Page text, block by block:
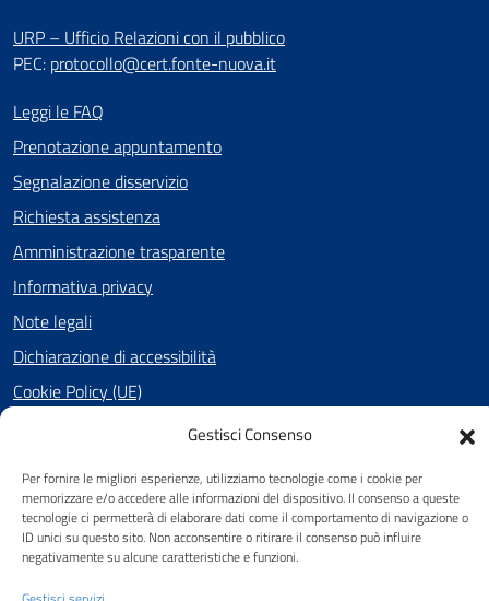
Gestisci Consenso
Per fornire le migliori esperienze, utilizziamo tecnologie come i cookie per
memorizzare e/o accedere alle informazioni del dispositivo. Il consenso a queste
tecnologie ci permetterà di elaborare dati come il comportamento di navigazione o
ID unici su questo sito. Non acconsentire o ritirare il consenso può influire
negativamente su alcune caratteristiche e funzioni.
URP – Ufficio Relazioni con il pubblico
PEC: protocollo@cert.fonte-nuova.it
Leggi le FAQ
Prenotazione appuntamento
Segnalazione disservizio
Richiesta assistenza
Amministrazione trasparente
Informativa privacy
Note legali
Dichiarazione di accessibilità
Cookie Policy (UE)
SEGUICI SU
Facebook